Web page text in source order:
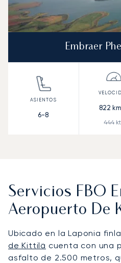
Embraer
6-8
822
444
Servicios FBO
Aeropuerto De
Ubicado en la Laponia
de Kittilä cuenta con una
asfalto de 2.500 metros,